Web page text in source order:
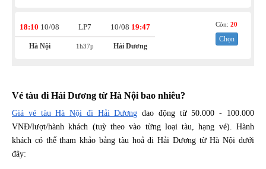
18:10 10/08
Hà Nội
LP7
1h37p
10/08 19:47
Hải Dương
Còn:20
Chọn
Vé tàu đi Hải Dương từ Hà Nội bao nhiêu?
Giá vé tàu Hà Nội đi Hải Dương dao động từ 50.000 - 100.000
VNĐ/lượt/hành khách (tuỳ theo vào từng loại tàu, hạng vé). Hành
khách có thể tham khảo bảng tàu hoả đi Hải Dương từ Hà Nội dưới
đây: